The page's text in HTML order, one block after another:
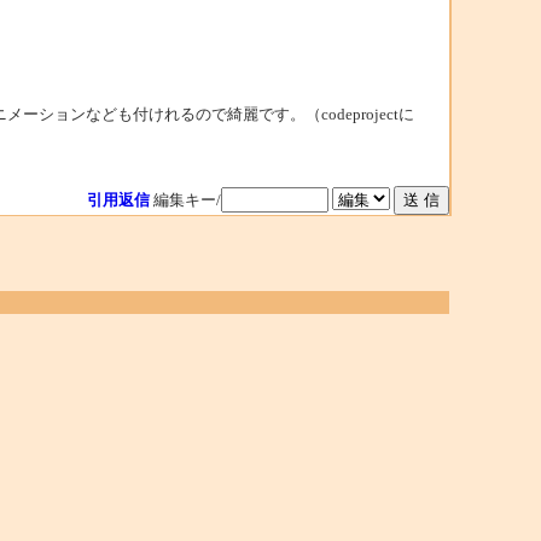
ーションなども付けれるので綺麗です。（codeprojectに
引用返信 編集キー/